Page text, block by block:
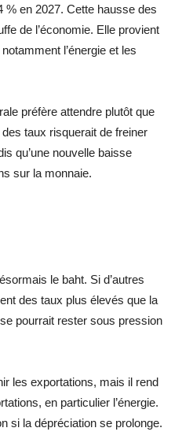
% en 2027. Cette hausse des
de l’économie. Elle provient
l’énergie et les
préfère attendre plutôt que
taux risquerait de freiner
qu’une nouvelle baisse
sur la monnaie.
le baht. Si d’autres
des taux plus élevés que la
pourrait rester sous pression
les exportations, mais il rend
en particulier l’énergie.
si la dépréciation se prolonge.